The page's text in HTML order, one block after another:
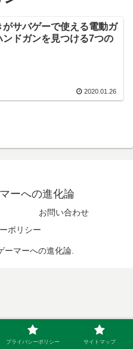
がサバゲーで使える電動ガ
ンドガンを見つける7つの
2020.01.26
ーへの進化論
お問い合わせ
ポリシー
マーへの進化論.
プライバシーポリシー サイトマップ